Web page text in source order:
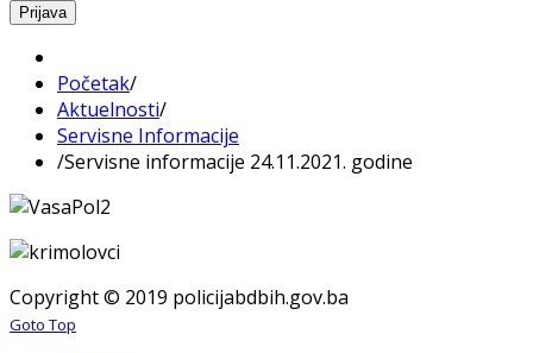
Prijava
Početak/
Aktuelnosti/
Servisne Informacije
/Servisne informacije 24.11.2021. godine
Copyright © 2019 policijabdbih.gov.ba
Goto Top